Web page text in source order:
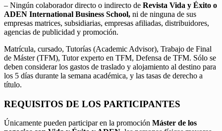
– Ningún colaborador directo o indirecto de Revista Vida y Éxito o
ADEN International Business School, ni de ninguna de sus
empresas matrices, subsidiarias, empresas afiliadas, distribuidores,
agencias de publicidad y promoción.
Matrícula, cursado, Tutorías (Academic Advisor), Trabajo de Final
de Máster (TFM), Tutor experto en TFM, Defensa de TFM. Sólo se
deben considerar los gastos de traslado y alojamiento al destino para
los 5 días durante la semana académica, y las tasas de derecho a
título.
REQUISITOS DE LOS PARTICIPANTES
Únicamente pueden participar en la promoción Máster de los